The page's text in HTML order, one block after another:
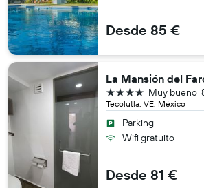
Desde 85 €
La Mansión del
Tecolutla, VE, México
Muy bueno
4 estrellas
Parking
Wifi gratuito
Desde 81 €